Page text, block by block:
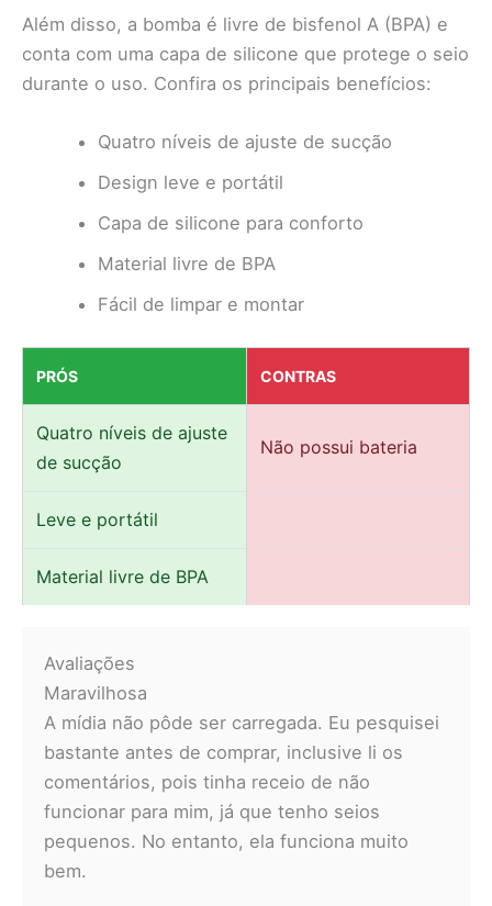
Além disso, a bomba é livre de bisfenol A (BPA) e
conta com uma capa de silicone que protege o seio
durante o uso. Confira os principais benefícios:
Quatro níveis de ajuste de sucção
Design leve e portátil
Capa de silicone para conforto
Material livre de BPA
Fácil de limpar e montar
PRÓS CONTRAS
Quatro níveis de ajuste
de sucção
Não possui bateria
Leve e portátil
Material livre de BPA
Avaliações
Maravilhosa
A mídia não pôde ser carregada. Eu pesquisei
bastante antes de comprar, inclusive li os
comentários, pois tinha receio de não
funcionar para mim, já que tenho seios
pequenos. No entanto, ela funciona muito
bem.